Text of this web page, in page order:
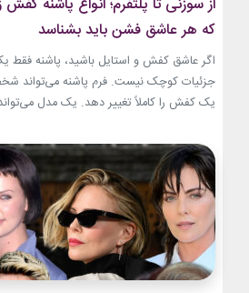
که هر عاشق فشن باید بشناسد
اگر عاشق کفش و استایل باشید، پاشنه فقط
جزئیات کوچک نیست. فرم پاشنه می‌تواند
یک کفش را کاملاً تغییر دهد. یک مدل
مدرن یا حتی کاملاً ساختارشکن به نظر برسد.
شناخت انواع پاشنه کفش زنانه انتخاب را
هوشمندانه‌تر می‌کند. هر پاشنه روی فرم